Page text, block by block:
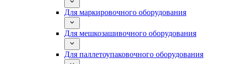
Для маркировочного оборудования
Для мешкозашивочного оборудования
Для паллетоупаковочного оборудования